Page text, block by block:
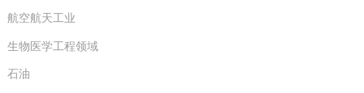
航空航天工业
生物医学工程领域
石油